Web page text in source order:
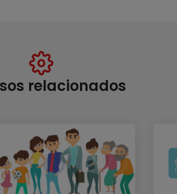
relacionados